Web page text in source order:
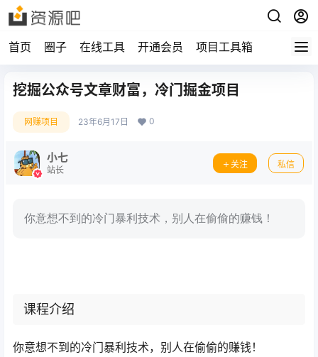
首页 圈子 在线工具 开通会员 项目工具箱
挖掘公众号文章财富，冷门掘金项目
网赚项目 23年6月17日 0
小七
站长
关注 私信
你意想不到的冷门暴利技术，别人在偷偷的赚钱！
课程介绍
你意想不到的冷门暴利技术，别人在偷偷的赚钱！